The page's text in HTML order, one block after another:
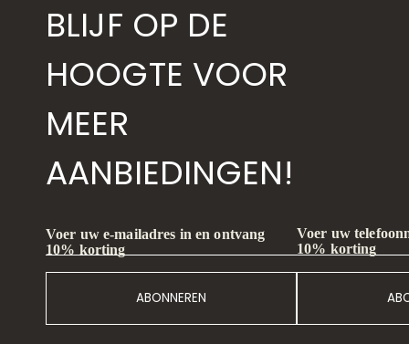
BLIJF OP DE
HOOGTE VOOR
MEER
AANBIEDINGEN!
Voer uw e-mailadres in en ontvang
10% korting
ABONNEREN
Voer uw
10% korting